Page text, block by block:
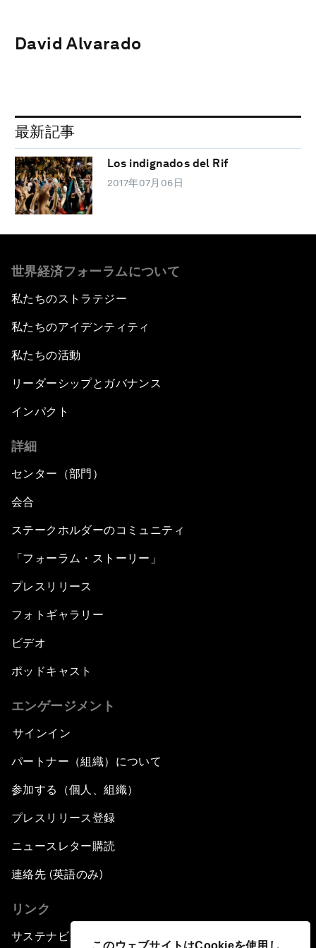
このウェブサイトはCookieを使用し
David Alvarado
最新記事
Los indignados del Rif
2017年07月06日
世界経済フォーラムについて
私たちのストラテジー
私たちのアイデンティティ
私たちの活動
リーダーシップとガバナンス
インパクト
詳細
センター（部門）
会合
ステークホルダーのコミュニティ
「フォーラム・ストーリー」
プレスリリース
フォトギャラリー
ビデオ
ポッドキャスト
エンゲージメント
サインイン
パートナー（組織）について
参加する（個人、組織）
プレスリリース登録
ニュースレター購読
連絡先 (英語のみ)
リンク
サステナビリティへの取り組み